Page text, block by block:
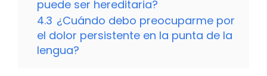
puede ser hereditaria?
4.3 ¿Cuándo debo preocuparme por
el dolor persistente en la punta de la
lengua?